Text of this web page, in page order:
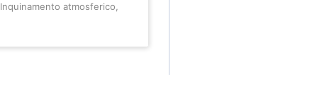
Inquinamento atmosferico